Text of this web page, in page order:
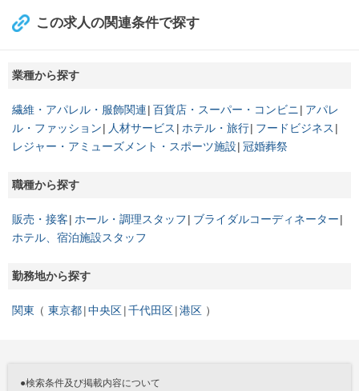
この求人の関連条件で探す
業種から探す
繊維・アパレル・服飾関連 百貨店・スーパー・コンビニ
アパレ
ル・ファッション
人材サービス ホテル・旅行 フードビジネス
レジャー・アミューズメント・スポーツ施設 冠婚葬祭
職種から探す
販売・接客 ホール・調理スタッフ
ブライダルコーディネーター
ホテル、宿泊施設スタッフ
勤務地から探す
関東 東京都 中央区 千代田区 港区
●検索条件及び掲載内容について